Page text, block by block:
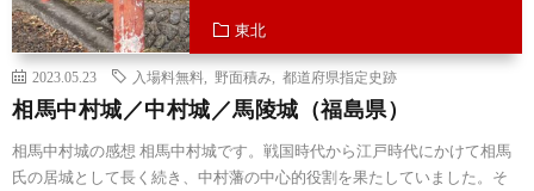
東北
福島県
2023.05.23 入場料無料 野面積み 都道府県指定史跡
相馬中村城／中村城／馬陵城（福島県）
相馬中村城の感想 相馬中村城です。戦国時代から江戸時代にかけて相馬
氏の居城として長く続き、中村藩の中心的役割を果たしていました。そ